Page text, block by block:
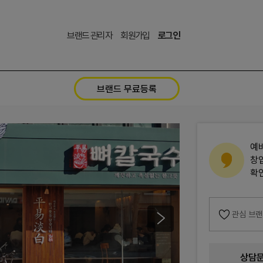
브랜드 관리자 회원가입 로그인
브랜드 무료등록
예
창
확
관심 브
상담